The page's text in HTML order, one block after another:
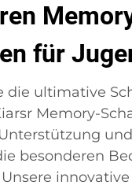
für
die ultimative
Memory-
besonderen